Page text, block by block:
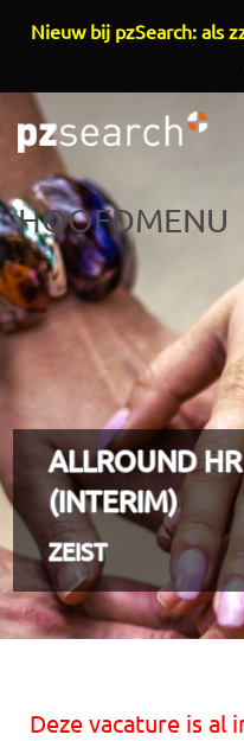
Overslaan en naar de
HOOFDMENU
ALLROUND
(INTERIM)
ZEIST
Deze vacature is al
Nieuw bij pzSearch: als